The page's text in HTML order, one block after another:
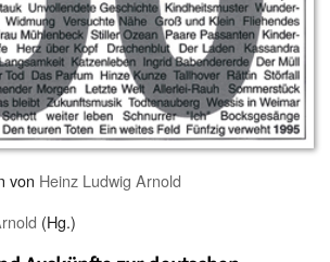
von Heinz Ludwig Arnold
(Hg.)